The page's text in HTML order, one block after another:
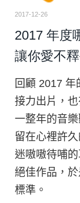
2017-12-26
2017 年度
讓你愛不
回顧 2017
接力出片，
一整年的音
留在心裡許
迷嗷嗷待哺
絕佳作品，
標準。